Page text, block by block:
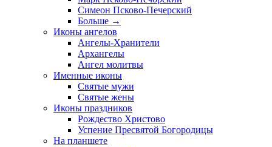
Симеон Псково-Печерский
Больше →
Иконы ангелов
Ангелы-Хранители
Архангелы
Ангел молитвы
Именные иконы
Святые мужи
Святые жены
Иконы праздников
Рождество Христово
Успение Пресвятой Богородицы
На планшете